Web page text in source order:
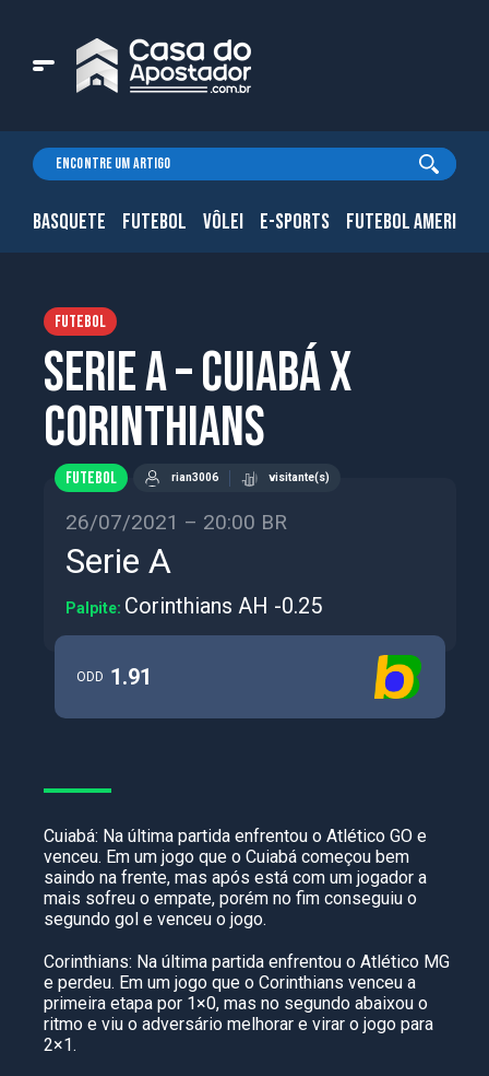
BASQUETE FUTEBOL VÔLEI E-SPORTS FUTEBOL
FUTEBOL
Serie A – Cuiabá X
Corinthians
FUTEBOL rian3006 visitante(s)
26/07/2021 – 20:00 BR
Serie A
Palpite: Corinthians AH -0.25
ODD 1.91
Cuiabá: Na última partida enfrentou o Atlético GO e
venceu. Em um jogo que o Cuiabá começou bem
saindo na frente, mas após está com um jogador a
mais sofreu o empate, porém no fim conseguiu o
segundo gol e venceu o jogo.
Corinthians: Na última partida enfrentou o Atlético MG
e perdeu. Em um jogo que o Corinthians venceu a
primeira etapa por 1×0, mas no segundo abaixou o
ritmo e viu o adversário melhorar e virar o jogo para
2×1.